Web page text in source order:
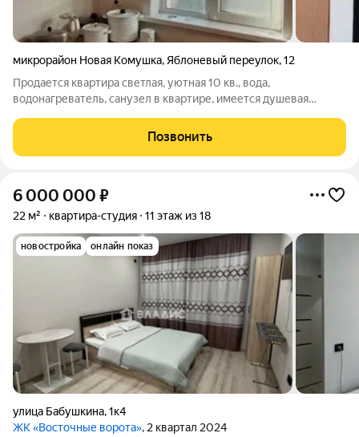
микрорайон Новая Комушка, Яблоневый переулок,12
Продается квартира светлая, уютная 10 кв., вода,
водонагреватель, санузел в квартире, имеется душевая
инфраструктурой, 3 минуты пешком до остановки, в шаговой
доступности детский сад, школа.
Позвонить
6 000 000 ₽
22 м² квартира-студия 11 этаж из 18
новостройка онлайн показ
улица Бабушкина,1к4
ЖК «Восточные ворота», 2 квартал 2024